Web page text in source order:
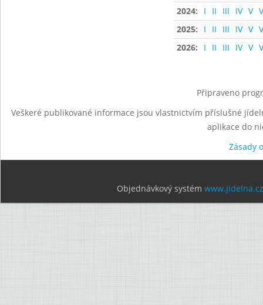
2024:
I II III IV V
2025:
I II III IV V
2026:
I II III IV V
Připraveno
Veškeré publikované informace jsou vlastnictvím příslušné
aplikace do
Zásady
Objednávkový systém www.jidelna.cz